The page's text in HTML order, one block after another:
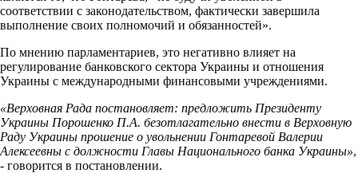
соответствии с законодательством, фактически завершила
выполнение своих полномочий и обязанностей».
По мнению парламентариев, это негативно влияет на
регулирование банковского сектора Украины и отношения
Украины с международными финансовыми учреждениями.
«Верховная Рада постановляет: предложить Президенту
Украины Порошенко П.А. безотлагательно внести в Верховную
Раду Украины прошение о увольнении Гонтаревой Валерии
Алексеевны с должности Главы Национального банка Украины»,
- говорится в постановлении.